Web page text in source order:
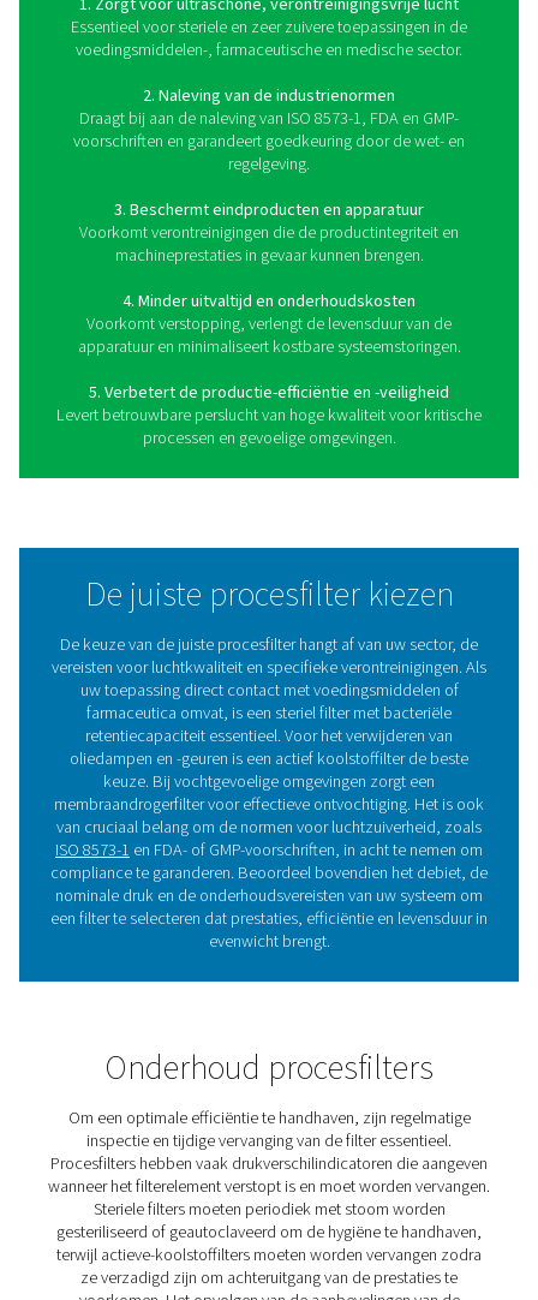
hightechproducten.
Voordelen van het gebruik
procesfilters in
persluchtsystemen
Investeren in de juiste procesfilter garandeert een
luchtkwaliteit, naleving van de regelgeving en
1. Zorgt voor ultraschone, verontreinigingsvrije
Essentieel voor steriele en zeer zuivere
voedingsmiddelen-, farmaceutische en medische
2. Naleving van de industrienormen
Draagt bij aan de naleving van ISO 8573-1, FDA en
voorschriften en garandeert goedkeuring door de
regelgeving.